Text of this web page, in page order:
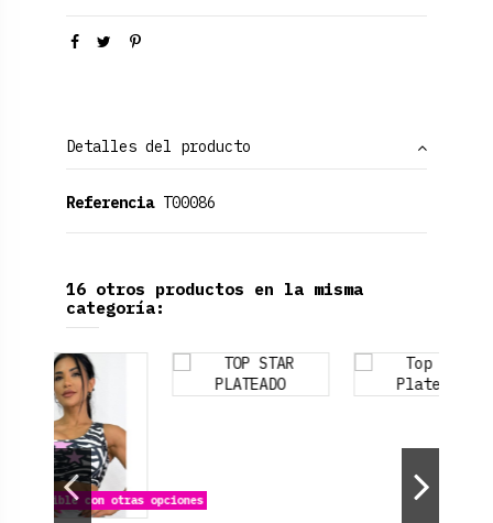
Detalles del producto
Referencia T00086
16 otros productos en la misma
categoría:
otras opciones
Producto